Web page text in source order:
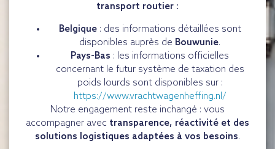
transport routier :
Belgique: des informations détaillées sont
disponibles auprès de Bouwunie.
Pays-Bas : les informations officielles
concernant le futur système de taxation des
poids lourds sont disponibles sur :
https://www.vrachtwagenheffing.nl/
Notre engagement reste inchangé : vous
accompagner avec transparence, réactivité et des
solutions logistiques adaptées à vos besoins.